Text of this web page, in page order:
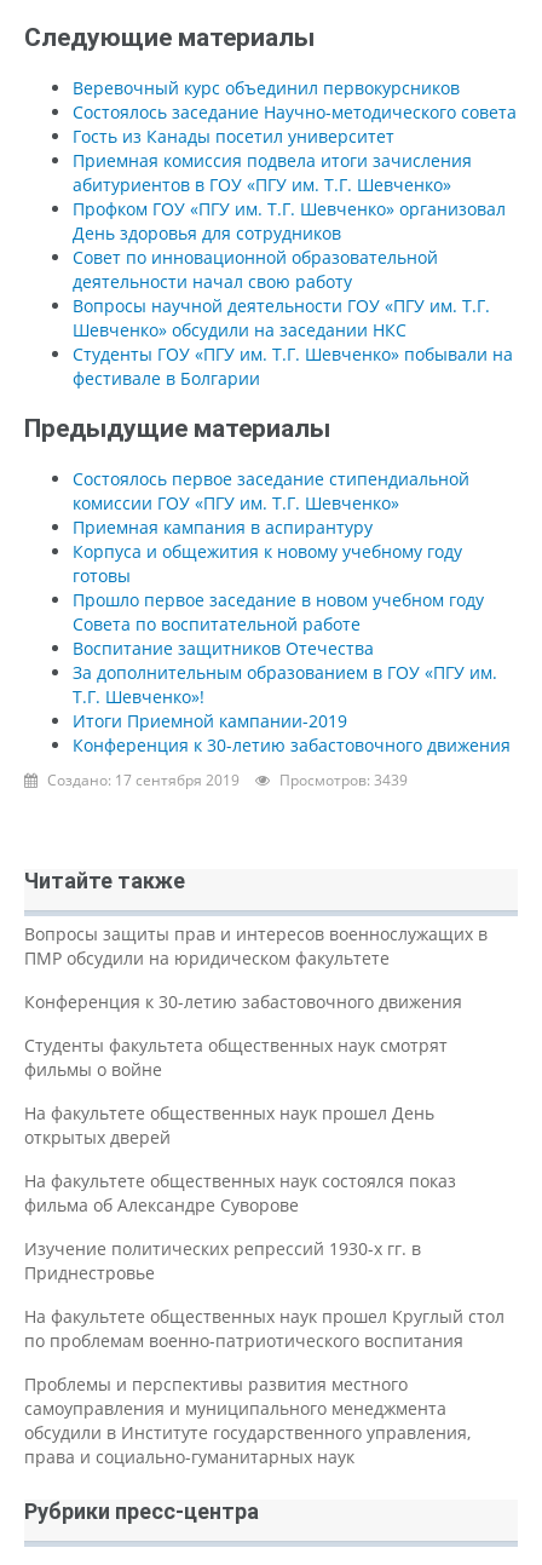
Следующие материалы
Веревочный курс объединил первокурсников
Состоялось заседание Научно-методического совета
Гость из Канады посетил университет
Приемная комиссия подвела итоги зачисления
абитуриентов в ГОУ «ПГУ им. Т.Г. Шевченко»
Профком ГОУ «ПГУ им. Т.Г. Шевченко» организовал
День здоровья для сотрудников
Совет по инновационной образовательной
деятельности начал свою работу
Вопросы научной деятельности ГОУ «ПГУ им. Т.Г.
Шевченко» обсудили на заседании НКС
Студенты ГОУ «ПГУ им. Т.Г. Шевченко» побывали на
фестивале в Болгарии
Предыдущие материалы
Состоялось первое заседание стипендиальной
комиссии ГОУ «ПГУ им. Т.Г. Шевченко»
Приемная кампания в аспирантуру
Корпуса и общежития к новому учебному году
готовы
Прошло первое заседание в новом учебном году
Совета по воспитательной работе
Воспитание защитников Отечества
За дополнительным образованием в ГОУ «ПГУ им.
Т.Г. Шевченко»!
Итоги Приемной кампании-2019
Конференция к 30-летию забастовочного движения
Создано: 17 сентября 2019 Просмотров: 3439
Читайте также
Вопросы защиты прав и интересов военнослужащих в
ПМР обсудили на юридическом факультете
Конференция к 30-летию забастовочного движения
Студенты факультета общественных наук смотрят
фильмы о войне
На факультете общественных наук прошел День
открытых дверей
На факультете общественных наук состоялся показ
фильма об Александре Суворове
Изучение политических репрессий 1930-х гг. в
Приднестровье
На факультете общественных наук прошел Круглый стол
по проблемам военно-патриотического воспитания
Проблемы и перспективы развития местного
самоуправления и муниципального менеджмента
обсудили в Институте государственного управления,
права и социально-гуманитарных наук
Рубрики пресс-центра